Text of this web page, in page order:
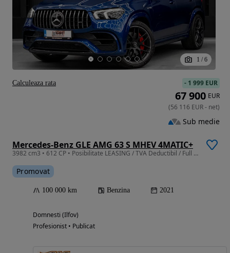
1 / 6
Mercedes-Benz GLE AMG 63 S MHEV 4MATIC+
3982 cm3 • 612 CP • Posibilitate LEASING / TVA Deductibil / Full Istoric MB
Promovat
100 000 km Benzina 2021
Domnesti (Ilfov)
Profesionist • Publicat
- 1 999 EUR
67 900 EUR
(56 116 EUR- net)
Sub medie
Calculeaza rata